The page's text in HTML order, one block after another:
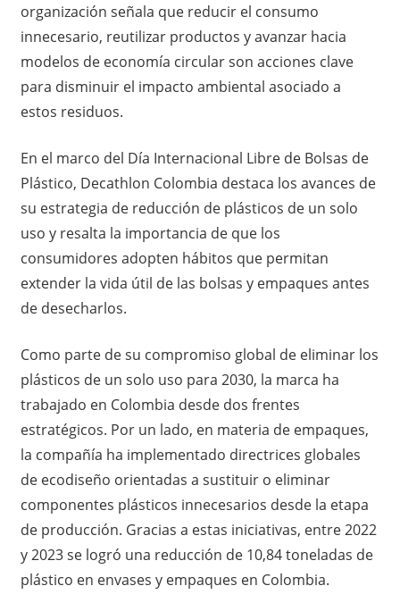
organización señala que reducir el consumo
innecesario, reutilizar productos y avanzar hacia
modelos de economía circular son acciones clave
para disminuir el impacto ambiental asociado a
estos residuos.
En el marco del Día Internacional Libre de Bolsas de
Plástico, Decathlon Colombia destaca los avances de
su estrategia de reducción de plásticos de un solo
uso y resalta la importancia de que los
consumidores adopten hábitos que permitan
extender la vida útil de las bolsas y empaques antes
de desecharlos.
Como parte de su compromiso global de eliminar los
plásticos de un solo uso para 2030, la marca ha
trabajado en Colombia desde dos frentes
estratégicos. Por un lado, en materia de empaques,
la compañía ha implementado directrices globales
de ecodiseño orientadas a sustituir o eliminar
componentes plásticos innecesarios desde la etapa
de producción. Gracias a estas iniciativas, entre 2022
y 2023 se logró una reducción de 10,84 toneladas de
plástico en envases y empaques en Colombia.